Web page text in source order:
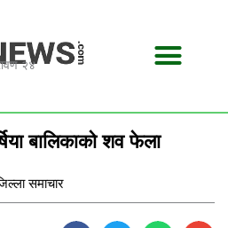
२४
बालिकाको शव फेला
समाचार